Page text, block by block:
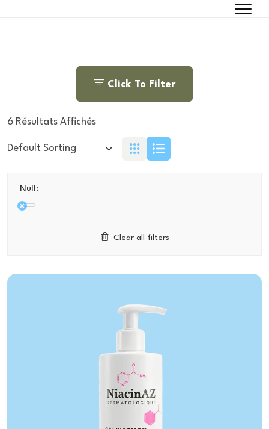
Click To Filter
6 Résultats Affichés
Null:
Clear all filters